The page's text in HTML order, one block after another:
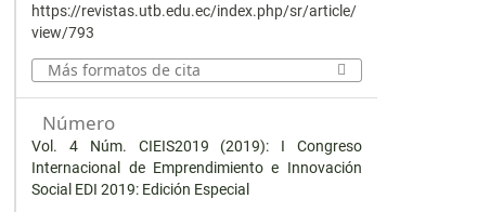
https://revistas.utb.edu.ec/index.php/sr/article/
view/793
Más formatos de cita
Número
Vol. 4 Núm. CIEIS2019 (2019): I Congreso
Internacional de Emprendimiento e Innovación
Social EDI 2019: Edición Especial